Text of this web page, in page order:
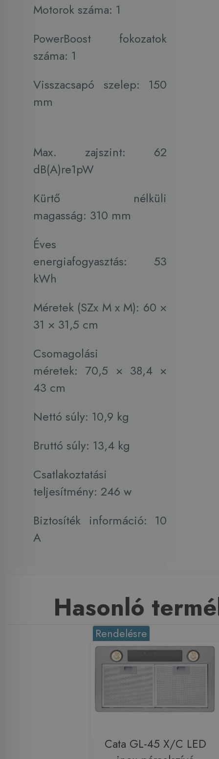
Motorok száma: 1
PowerBoost fokozatok
száma: 1
Visszacsapó szelep: 150
mm
Max. zajszint: 62
dB(A)re1pW
Kürtő nélküli
magasság: 310 mm
Éves
energiafogyasztás: 53
kWh
Méretek (SZx M x M): 60 ×
31 × 31,5 cm
Csomagolási
méretek: 70,5 × 38,4 ×
43 cm
Nettó súly: 10,9 kg
Bruttó súly: 13,4 kg
Csatlakoztatási
teljesítmény: 246 w
Biztosíték információ: 10
A
Hasonló
Rendelésre
Cata GL-45 X/C LED